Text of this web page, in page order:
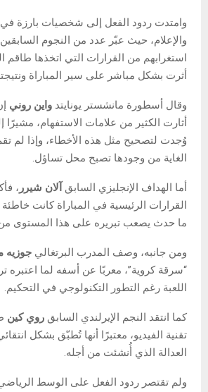
وامتدت ردود الفعل إلى شخصيات بارزة في
والإعلام، حيث عبّر عدد من النجوم
استغرابهم من القرارات التي اتخذها طاقم
أثرت بشكل مباشر على سير المباراة
وقال أسطورة مانشستر يونايتد واين روني
وُجدت لتصحيح مثل هذه الأخطاء، وإذا لم
الغاية من وجودها تصبح محل تساؤل.
أما الهداف الإنجليزي السابق آلان شيرر ،
القرارات الرئيسية في المباراة كانت
ما حدث يصعب تبريره على هذا المستوى
ومن جانبه، وصف المدرب البرتغالي جوزيه
“سرقة كروية”، معربًا عن أسفه لما اعتبره
اللعبة رغم التطور التكنولوجي في التحكيم.
كما انتقد النجم الإيرلندي السابق روي كين
تقنية الفيديو، معتبرًا أنها تُطبّق بشكل
العدالة الذي أُنشئت من أجله.
ولم تقتصر ردود الفعل على الوسط